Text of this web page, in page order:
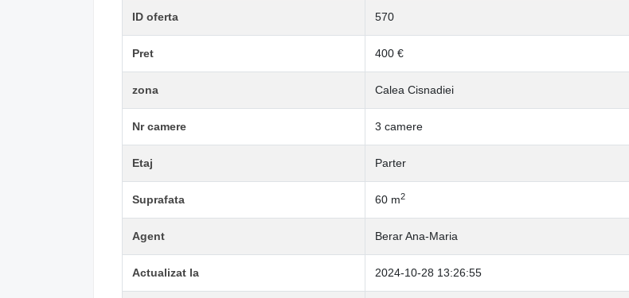
ID oferta 570
Pret 400 €
zona Calea Cisnadiei
Nr camere 3 camere
Etaj Parter
Suprafata 60 m2
Agent Berar Ana-Maria
Actualizat la 2024-10-28 13:26:55